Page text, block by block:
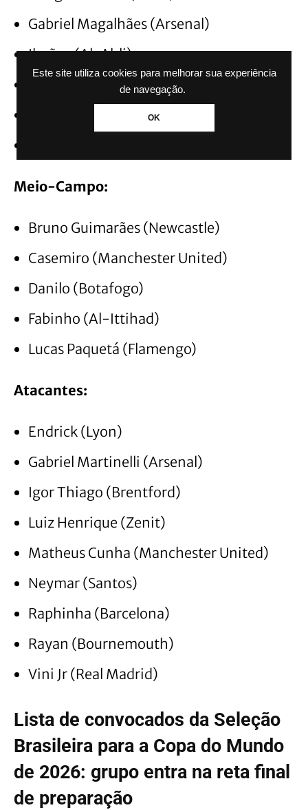
Este site utiliza cookies para melhorar sua experiência
de navegação.
OK
Gabriel Magalhães (Arsenal)
Ibañez (Al-Ahli)
Leo Pereira (Flamengo)
Meio-Campo:
Bruno Guimarães (Newcastle)
Casemiro (Manchester United)
Danilo (Botafogo)
Fabinho (Al-Ittihad)
Lucas Paquetá (Flamengo)
Atacantes:
Endrick (Lyon)
Gabriel Martinelli (Arsenal)
Igor Thiago (Brentford)
Luiz Henrique (Zenit)
Matheus Cunha (Manchester United)
Neymar (Santos)
Raphinha (Barcelona)
Rayan (Bournemouth)
Vini Jr (Real Madrid)
Lista de convocados da Seleção
Brasileira para a Copa do Mundo
de 2026: grupo entra na reta final
de preparação